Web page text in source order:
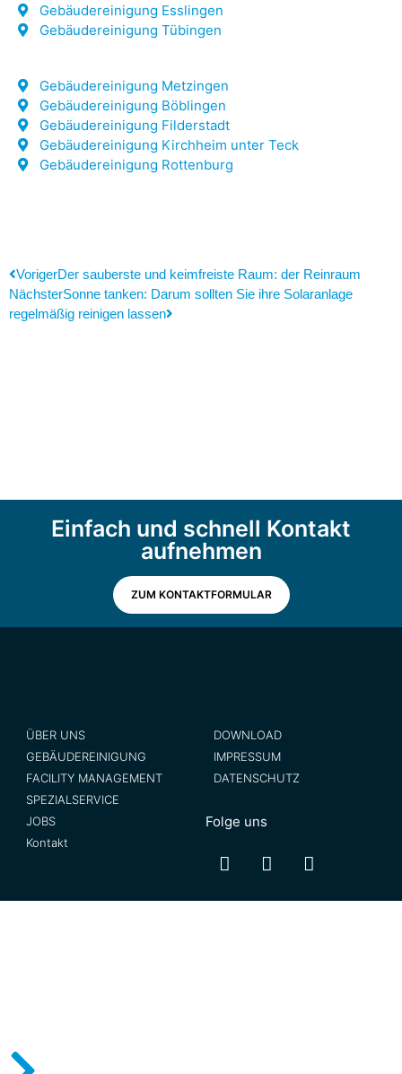
Gebäudereinigung Esslingen
Gebäudereinigung Tübingen
Gebäudereinigung Metzingen
Gebäudereinigung Böblingen
Gebäudereinigung Filderstadt
Gebäudereinigung Kirchheim unter Teck
Gebäudereinigung Rottenburg
VorigerDer sauberste und keimfreiste Raum: der Reinraum
NächsterSonne tanken: Darum sollten Sie ihre Solaranlage
regelmäßig reinigen lassen
Einfach und schnell Kontakt
aufnehmen
ZUM KONTAKTFORMULAR
ÜBER UNS
GEBÄUDEREINIGUNG
FACILITY MANAGEMENT
SPEZIALSERVICE
JOBS
Kontakt
DOWNLOAD
IMPRESSUM
DATENSCHUTZ
Folge uns